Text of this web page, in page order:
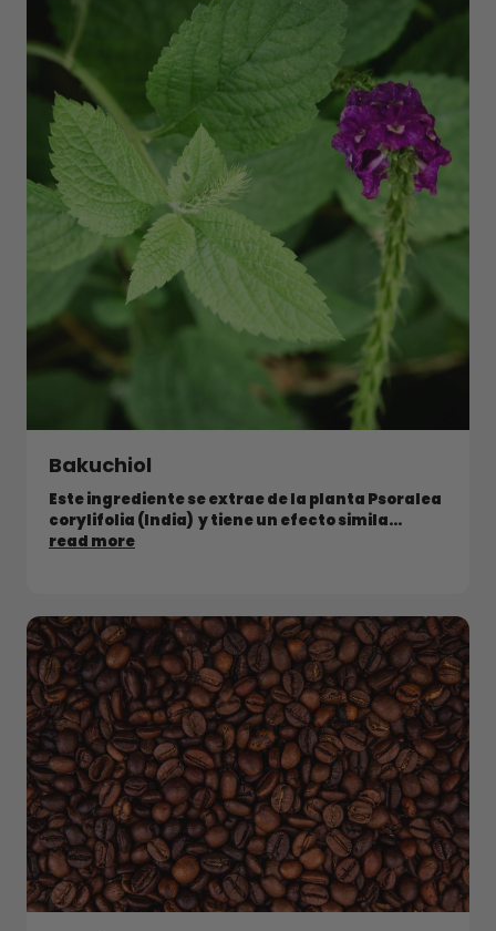
Bakuchiol
Este ingrediente se extrae de la planta Psoralea
corylifolia (India) y tiene un efecto simila...
read more